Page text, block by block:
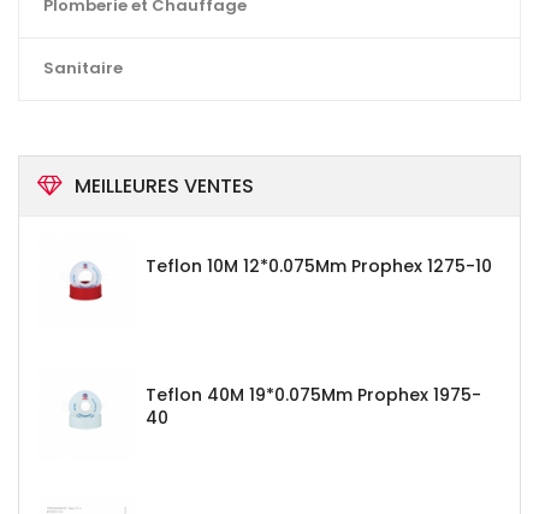
Plomberie et Chauffage
Sanitaire
MEILLEURES VENTES
Teflon 10M 12*0.075Mm Prophex 1275-10
Teflon 40M 19*0.075Mm Prophex 1975-
40